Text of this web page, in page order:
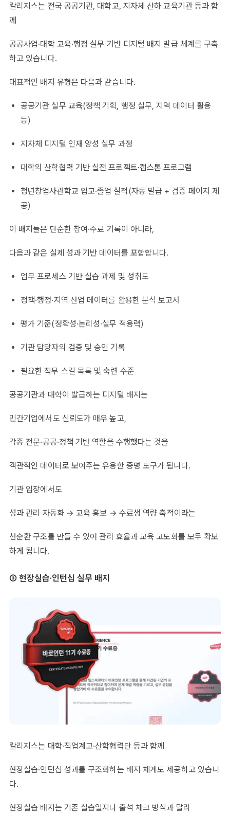
칼리지스는 전국 공공기관, 대학교, 지자체 산하 교육기관 등과 함
께
공공사업·대학 교육·행정 실무 기반 디지털 배지 발급 체계를 구축
하고 있습니다.
대표적인 배지 유형은 다음과 같습니다.
공공기관 실무 교육(정책 기획, 행정 실무, 지역 데이터 활용
등)
지자체 디지털 인재 양성 실무 과정
대학의 산학협력 기반 실전 프로젝트·캡스톤 프로그램
청년창업사관학교 입교·졸업 실적(자동 발급 + 검증 페이지 제
공)
이 배지들은 단순한 참여·수료 기록이 아니라,
다음과 같은 실제 성과 기반 데이터를 포함합니다.
업무 프로세스 기반 실습 과제 및 성취도
정책·행정·지역 산업 데이터를 활용한 분석 보고서
평가 기준(정확성·논리성·실무 적용력)
기관 담당자의 검증 및 승인 기록
필요한 직무 스킬 목록 및 숙련 수준
공공기관과 대학이 발급하는 디지털 배지는
민간기업에서도 신뢰도가 매우 높고,
각종 전문·공공·정책 기반 역할을 수행했다는 것을
객관적인 데이터로 보여주는 유용한 증명 도구가 됩니다.
기관 입장에서도
성과 관리 자동화 → 교육 홍보 → 수료생 역량 축적이라는
선순환 구조를 만들 수 있어 관리 효율과 교육 고도화를 모두 확보
하게 됩니다.
③ 현장실습·인턴십 실무 배지
칼리지스는 대학·직업계고·산학협력단 등과 함께
현장실습·인턴십 성과를 구조화하는 배지 체계도 제공하고 있습니
다.
현장실습 배지는 기존 실습일지나 출석 체크 방식과 달리